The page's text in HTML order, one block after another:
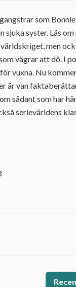
som
sjuka syster. Läs
men
vägrar att dö. I
vuxna. Nu
är van
sådant som har
serievärldens